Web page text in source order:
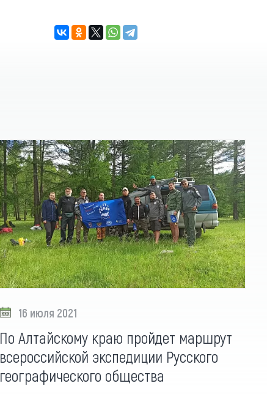
16 июля 2021
По Алтайскому краю пройдет маршрут
всероссийской экспедиции Русского
географического общества